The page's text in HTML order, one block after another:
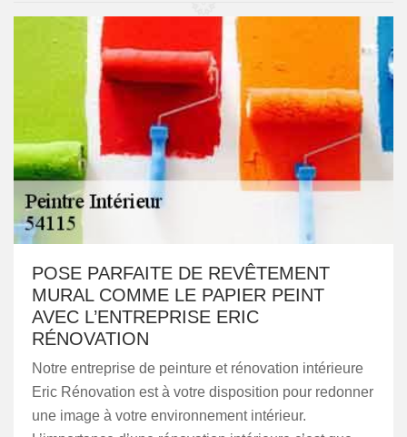
POSE PARFAITE DE REVÊTEMENT
MURAL COMME LE PAPIER PEINT
AVEC L’ENTREPRISE ERIC
RÉNOVATION
Notre entreprise de peinture et rénovation intérieure
Eric Rénovation est à votre disposition pour redonner
une image à votre environnement intérieur.